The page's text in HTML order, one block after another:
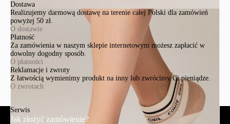
Dostawa
Realizujemy darmową dostawę na terenie całej Polski dla zamówień
powyżej 50 zł.
O dostawie
Płatność
Za zamówienia w naszym sklepie internetowym możesz zapłacić w
dowolny dogodny sposób.
O płatności
Reklamacje i zwroty
Z łatwością wymienimy produkt na inny lub zwrócimy Ci pieniądze.
O zwrotach
Serwis
Jak złożyć zamówienie?